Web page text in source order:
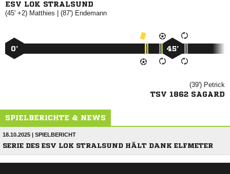
ESV LOK STRALSUND
(45' +2)  | (87') 
0’ 45’
(39') 
TSV 1862 SAGARD
SPIELBERICHTE & NEWS
18.10.2025 | SPIELBERICHT
SERIE DES ESV LOK STRALSUND HÄLT DANK ELFMETER